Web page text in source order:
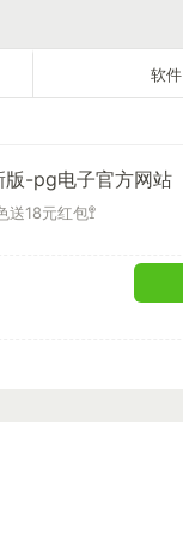
软件
-pg电子官方网站
18元红包🚏